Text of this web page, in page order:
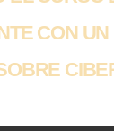
CON